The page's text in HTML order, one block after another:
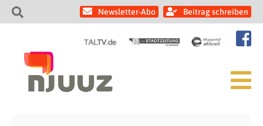
Newsletter-Abo Beitrag schreiben